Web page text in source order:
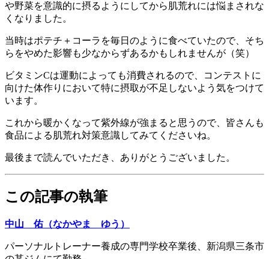
や野菜を意識的に摂るようにしてから肌荒れには悩まされな
くなりました。
当時はポテチ＋コーラを毎日のように食べていたので、そち
らをやめた影響も少なからずあるかもしれませんが（笑）
ビタミンCは運動によっても消費されるので、コンテストに
向けた体作りにおいて特に摂取が不足しないよう気をつけて
います。
これから暖かくなって紫外線が強まると思うので、皆さんも
食品による肌荒れ対策意識してみてくださいね。
最後まで読んでいただき、ありがとうございました。
この記事の執筆
中山 佑（なかやま ゆう）
パーソナルトレーナー養成の専門学校卒業後、新潟県三条市